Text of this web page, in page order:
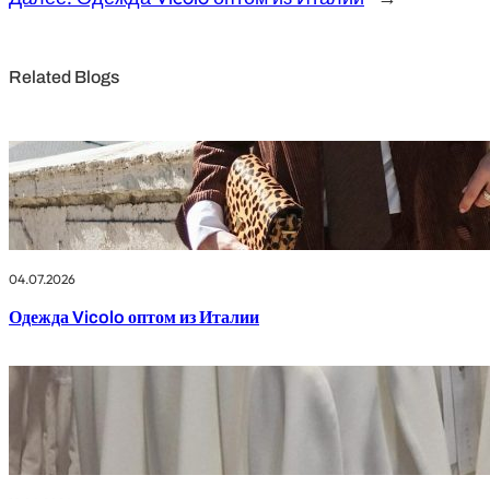
Related Blogs
04.07.2026
Одежда Vicolo оптом из Италии